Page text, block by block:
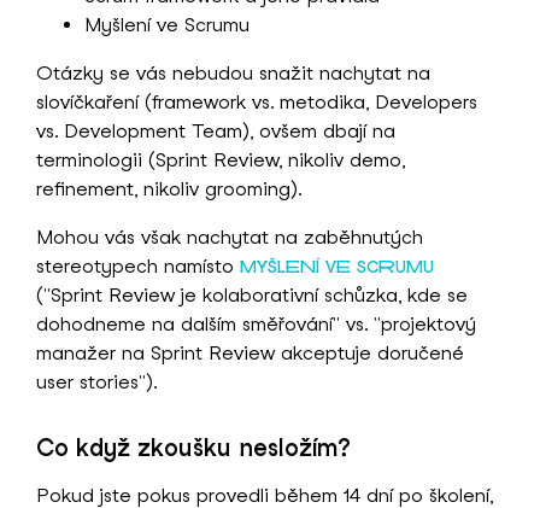
Myšlení ve Scrumu
Otázky se vás nebudou snažit nachytat na
slovíčkaření (framework vs. metodika, Developers
vs. Development Team), ovšem dbají na
terminologii (Sprint Review, nikoliv demo,
refinement, nikoliv grooming).
Mohou vás však nachytat na zaběhnutých
stereotypech namísto MYŠLENÍ VE SCRUMU
("Sprint Review je kolaborativní schůzka, kde se
dohodneme na dalším směřování" vs. "projektový
manažer na Sprint Review akceptuje doručené
user stories").
Co když zkoušku nesložím?
Pokud jste pokus provedli během 14 dní po školení,